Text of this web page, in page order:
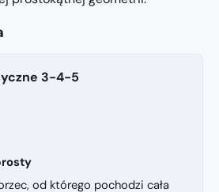
3-4-5
od którego pochodzi cała